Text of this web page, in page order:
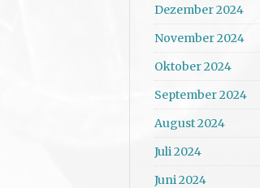
Dezember 2024
November 2024
Oktober 2024
September 2024
August 2024
Juli 2024
Juni 2024